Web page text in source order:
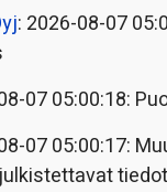
: 2026-08-07
07 05:00:18:
07 05:00:17:
tiedot